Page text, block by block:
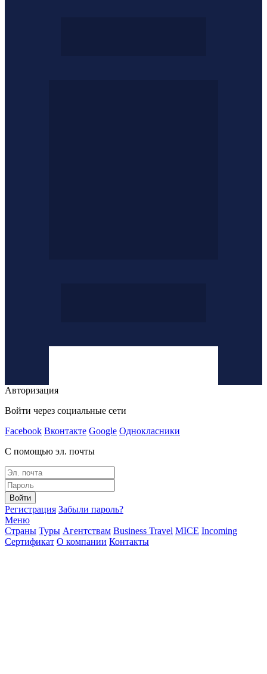
Авторизация
Войти через социальные сети
Facebook Вконтакте Google Однокласники
С помощью эл. почты
Войти
Регистрация Забыли пароль?
Меню
Страны Туры Агентствам Business Travel MICE Incoming
Сертификат О компании Контакты